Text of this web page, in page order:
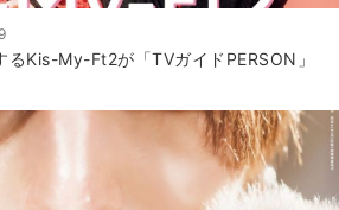
るKis-My-Ft2が「TVガイドPERSON」